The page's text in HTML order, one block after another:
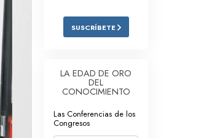
Respuestas a las Drogas
Los Niños
Herramientas para el Entorno Laboral
La Ética y las
Condiciones
La Causa de la Supresión
SUSCRÍBETE
LA EDAD DE ORO
DEL
CONOCIMIENTO
Las Conferencias de los
Congresos